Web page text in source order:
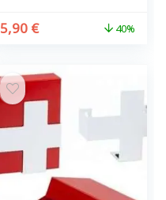
5,90 € 40%